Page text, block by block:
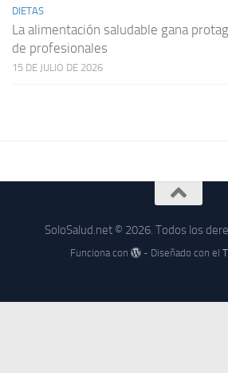
DIETAS
La alimentación saludable gana
de profesionales
15 DE JULIO DE 2026
SoloSalud.net © 2026. Todos los
Funciona con - Diseñado con el